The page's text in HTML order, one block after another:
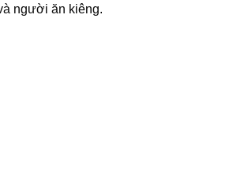
người ăn kiêng.